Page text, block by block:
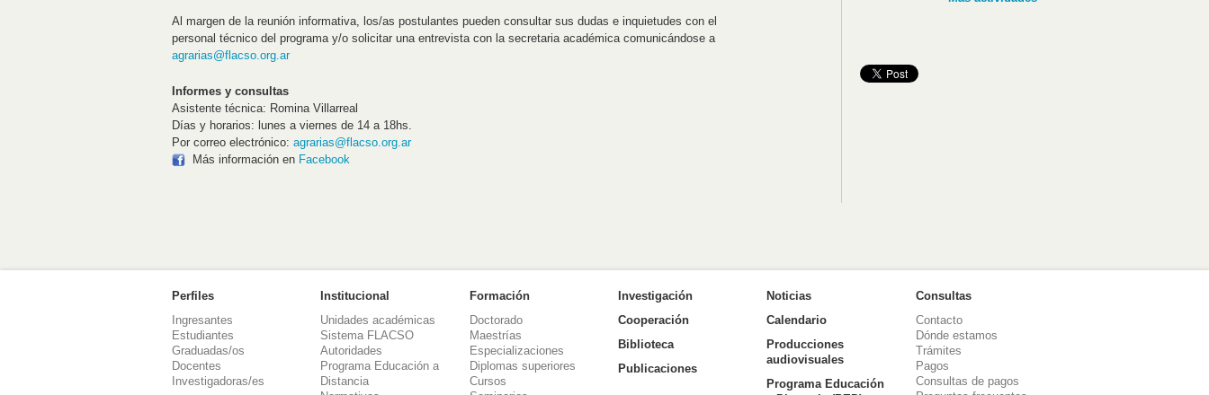
Al margen de la reunión informativa, los/as postulantes pueden consultar sus dudas e inquietudes con el
personal técnico del programa y/o solicitar una entrevista con la secretaria académica comunicándose a
agrarias@flacso.org.ar
Informes y consultas
Asistente técnica: Romina Villarreal
Días y horarios: lunes a viernes de 14 a 18hs.
Por correo electrónico: agrarias@flacso.org.ar
Más información en Facebook
Perfiles
Ingresantes
Estudiantes
Graduadas/os
Docentes
Investigadoras/es
Institucional
Unidades académicas
Sistema FLACSO
Autoridades
Programa Educación a
Distancia
Formación
Doctorado
Maestrías
Especializaciones
Diplomas superiores
Cursos
Investigación
Cooperación
Biblioteca
Publicaciones
Noticias
Calendario
Producciones
audiovisuales
Programa Educación
Consultas
Contacto
Dónde estamos
Trámites
Pagos
Consultas de pagos